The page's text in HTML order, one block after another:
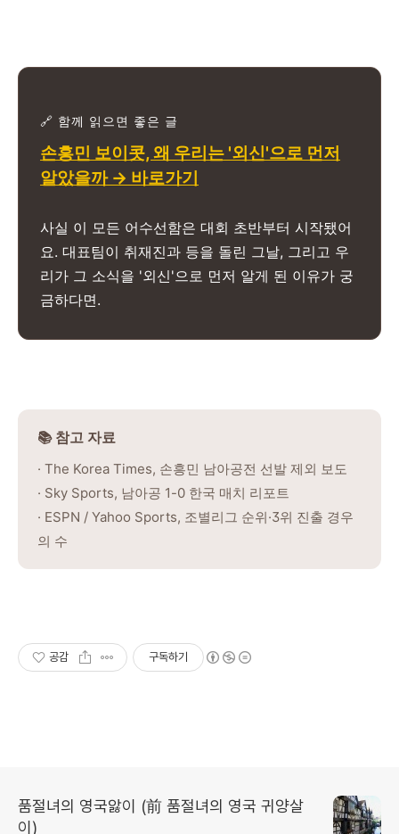
🔗 함께 읽으면 좋은 글
손흥민 보이콧, 왜 우리는 '외신'으로 먼저
알았을까 → 바로가기
사실 이 모든 어수선함은 대회 초반부터 시작됐어
요. 대표팀이 취재진과 등을 돌린 그날, 그리고 우
리가 그 소식을 '외신'으로 먼저 알게 된 이유가 궁
금하다면.
📚 참고 자료
· The Korea Times, 손흥민 남아공전 선발 제외 보도
· Sky Sports, 남아공 1-0 한국 매치 리포트
· ESPN / Yahoo Sports, 조별리그 순위·3위 진출 경우
의 수
공감 구독하기
품절녀의 영국앓이 (前 품절녀의 영국 귀양살
이)